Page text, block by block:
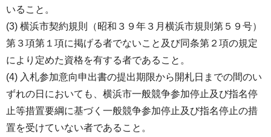
いること。
(3) 横浜市契約規則（昭和３９年３月横浜市規則第５９号）
第３項第１項に掲げる者でないこと及び同条第２項の規定
により定めた資格を有する者であること。
(4) 入札参加意向申出書の提出期限から開札日までの間のい
ずれの日においても、横浜市一般競争参加停止及び指名停
止等措置要綱に基づく一般競争参加停止及び指名停止の措
置を受けていない者であること。